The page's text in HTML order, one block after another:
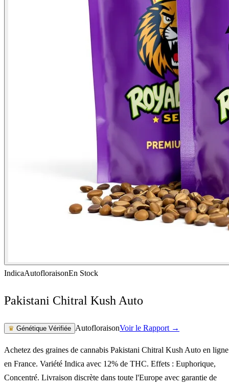
IndicaAutofloraisonEn Stock
Pakistani Chitral Kush Auto
♛ Génétique Vérifiée AutofloraisonVoir le Rapport →
Achetez des graines de cannabis Pakistani Chitral Kush Auto en ligne
en France. Variété Indica avec 12% de THC. Effets : Euphorique,
Concentré. Livraison discrète dans toute l'Europe avec garantie de